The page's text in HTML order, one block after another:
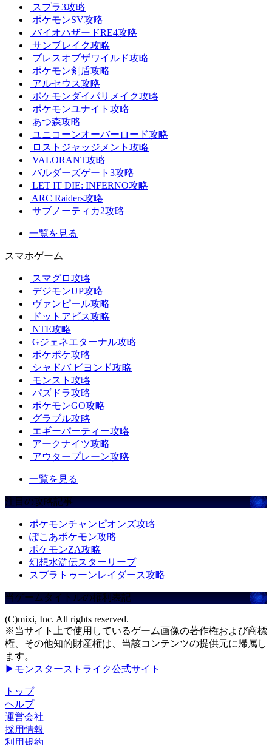
スプラ3攻略
ポケモンSV攻略
バイオハザードRE4攻略
サンブレイク攻略
ブレスオブザワイルド攻略
ポケモン剣盾攻略
アルセウス攻略
ポケモンダイパリメイク攻略
ポケモンユナイト攻略
あつ森攻略
ユニコーンオーバーロード攻略
ロストジャッジメント攻略
VALORANT攻略
バルダーズゲート3攻略
LET IT DIE: INFERNO攻略
ARC Raiders攻略
サブノーティカ2攻略
一覧を見る
スマホゲーム
スマグロ攻略
デジモンUP攻略
ヴァンピール攻略
ドットアビス攻略
NTE攻略
Gジェネエターナル攻略
ポケポケ攻略
シャドバ ビヨンド攻略
モンスト攻略
パズドラ攻略
ポケモンGO攻略
グラブル攻略
エギーパーティー攻略
アークナイツ攻略
アウタープレーン攻略
一覧を見る
注目の攻略記事
ポケモンチャンピオンズ攻略
ぽこあポケモン攻略
ポケモンZA攻略
幻想水滸伝スターリープ
スプラトゥーンレイダース攻略
当ゲームタイトルの権利表記
(C)mixi, Inc. All rights reserved.
※当サイト上で使用しているゲーム画像の著作権および商標
権、その他知的財産権は、当該コンテンツの提供元に帰属し
ます。
▶モンスターストライク公式サイト
トップ
ヘルプ
運営会社
採用情報
利用規約